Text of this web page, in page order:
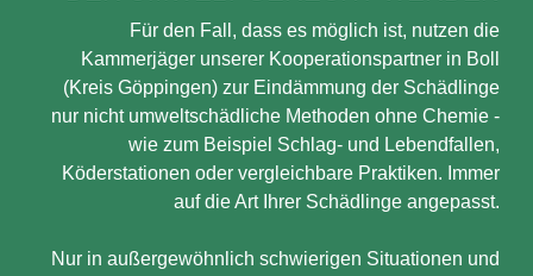
Für den Fall, dass es möglich ist, nutzen die
Kammerjäger unserer Kooperationspartner in Boll
(Kreis Göppingen) zur Eindämmung der Schädlinge
nur nicht umweltschädliche Methoden ohne Chemie -
wie zum Beispiel Schlag- und Lebendfallen,
Köderstationen oder vergleichbare Praktiken. Immer
auf die Art Ihrer Schädlinge angepasst.
Nur in außergewöhnlich schwierigen Situationen und